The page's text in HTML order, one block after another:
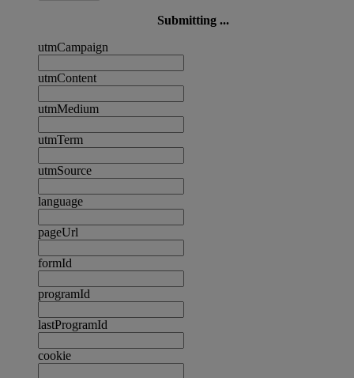
Submitting ...
utmCampaign
utmContent
utmMedium
utmTerm
utmSource
language
pageUrl
formId
programId
lastProgramId
cookie